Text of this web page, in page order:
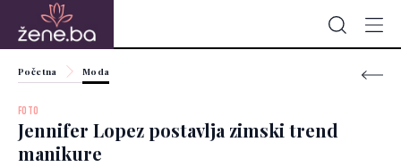
Početna Moda
FOTO
Jennifer Lopez postavlja zimski trend
manikure